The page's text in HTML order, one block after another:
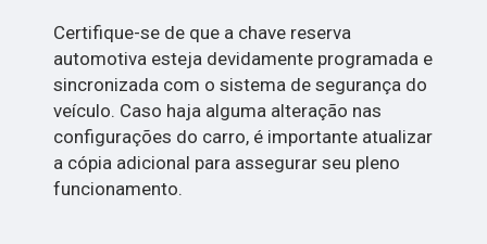
Certifique-se de que a chave reserva
automotiva esteja devidamente programada e
sincronizada com o sistema de segurança do
veículo. Caso haja alguma alteração nas
configurações do carro, é importante atualizar
a cópia adicional para assegurar seu pleno
funcionamento.